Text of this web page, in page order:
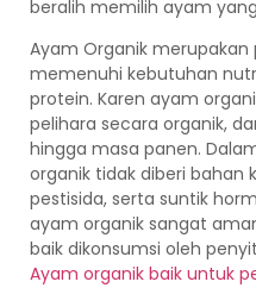
beralih memilih ayam
Ayam Organik
memenuhi kebutuhan
protein. Karen ayam
pelihara secara organik,
hingga masa panen.
organik tidak diberi bahan
pestisida, serta suntik
ayam organik sangat
baik dikonsumsi oleh
Ayam organik baik untuk